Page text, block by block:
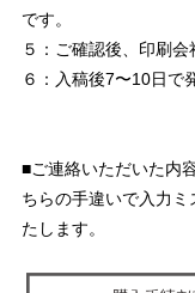
です。
５：ご確認後、印刷会
６：入稿後7〜10日で
■ご連絡いただいた内
ちらの手違いで入力
たします。